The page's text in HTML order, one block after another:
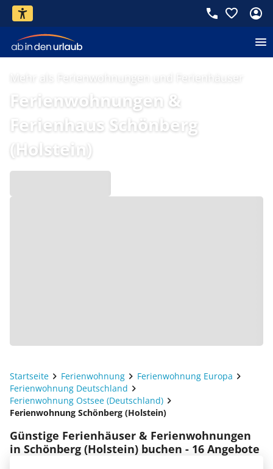
Mehr als Ferienwohnungen und Ferienhäuser
Ferienwohnungen &
Ferienhaus Schönberg
(Holstein)
Startseite Ferienwohnung
Ferienwohnung Europa
Ferienwohnung Deutschland
Ferienwohnung Ostsee (Deutschland)
Ferienwohnung Schönberg (Holstein)
Günstige Ferienhäuser & Ferienwohnungen
in Schönberg (Holstein) buchen - 16 Angebote